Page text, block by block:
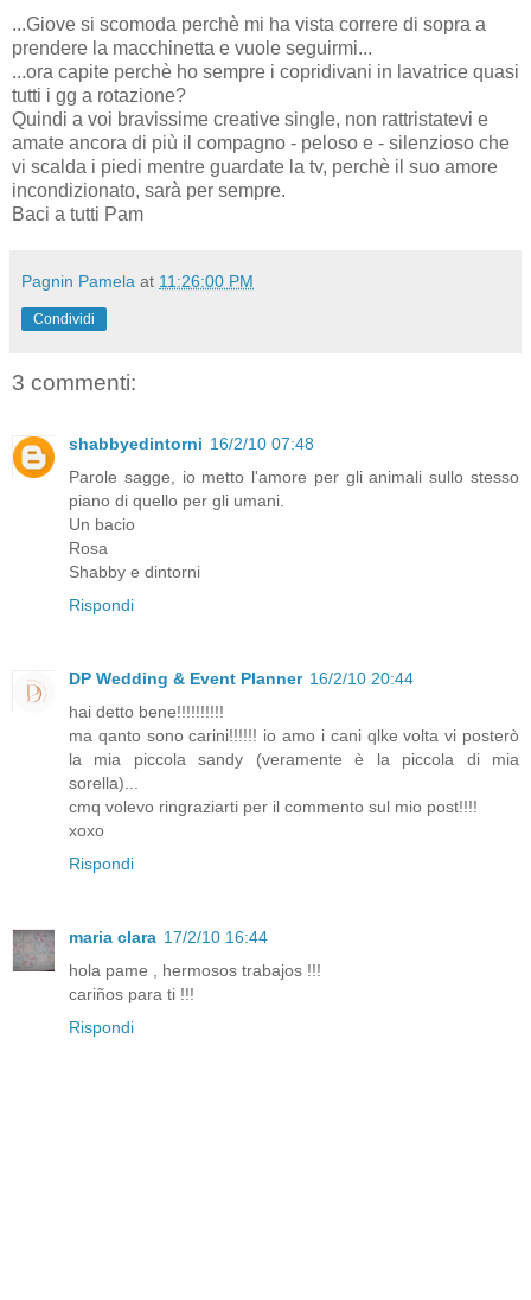
...Giove si scomoda perchè mi ha vista correre di sopra a
prendere la macchinetta e vuole seguirmi...
...ora capite perchè ho sempre i copridivani in lavatrice quasi
tutti i gg a rotazione?
Quindi a voi bravissime creative single, non rattristatevi e
amate ancora di più il compagno - peloso e - silenzioso che
vi scalda i piedi mentre guardate la tv, perchè il suo amore
incondizionato, sarà per sempre.
Baci a tutti Pam
Pagnin Pamela at 11:26:00 PM
Condividi
3 commenti:
shabbyedintorni 16/2/10 07:48
Parole sagge, io metto l'amore per gli animali sullo stesso
piano di quello per gli umani.
Un bacio
Rosa
Shabby e dintorni
Rispondi
DP Wedding & Event Planner 16/2/10 20:44
hai detto bene!!!!!!!!!!
ma qanto sono carini!!!!!! io amo i cani qlke volta vi posterò
la mia piccola sandy (veramente è la piccola di mia
sorella)...
cmq volevo ringraziarti per il commento sul mio post!!!!
xoxo
Rispondi
maria clara 17/2/10 16:44
hola pame , hermosos trabajos !!!
cariños para ti !!!
Rispondi